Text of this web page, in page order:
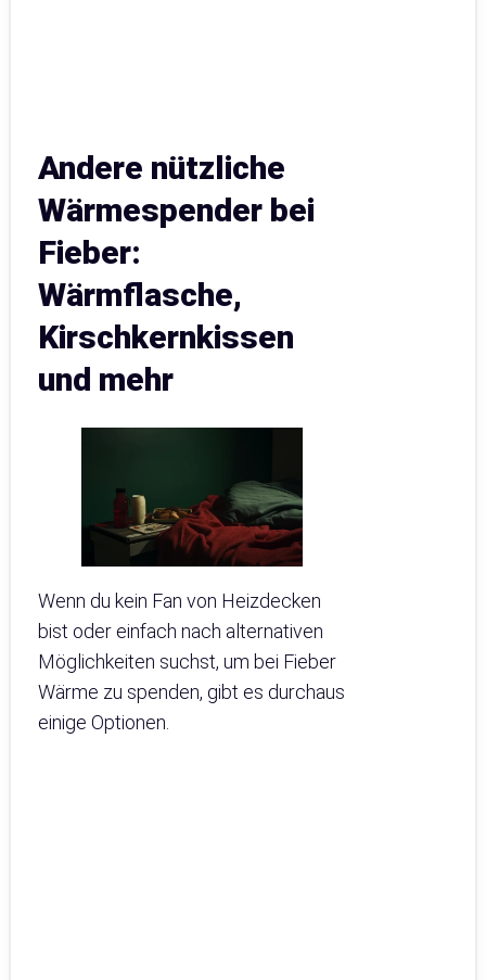
Andere nützliche
Wärmespender bei
Fieber:
Wärmflasche,
Kirschkernkissen
und mehr
Wenn du kein Fan von Heizdecken
bist oder einfach nach alternativen
Möglichkeiten suchst, um bei Fieber
Wärme zu spenden, gibt es durchaus
einige Optionen.